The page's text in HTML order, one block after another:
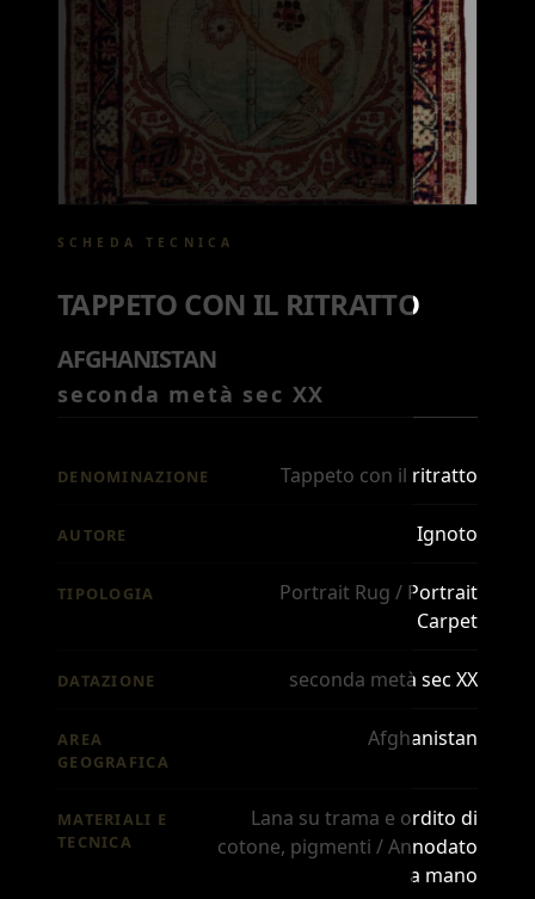
SCHEDA TECNICA
TAPPETO CON IL RITRATTO
AFGHANISTAN
seconda metà sec XX
DENOMINAZIONE Tappeto con il ritratto
AUTORE Ignoto
TIPOLOGIA
Portrait Rug / Portrait
Carpet
DATAZIONE seconda metà sec XX
AREA
GEOGRAFICA
Afghanistan
MATERIALI E
TECNICA
Lana su trama e ordito di
cotone, pigmenti / Annodato
a mano